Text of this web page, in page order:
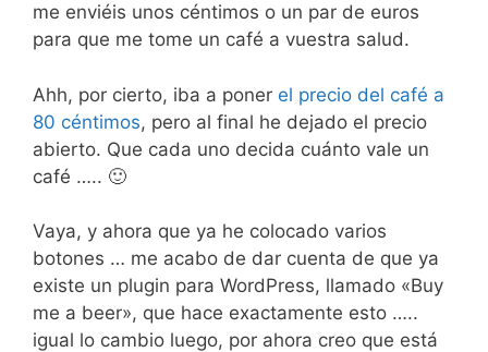
me enviéis unos céntimos o un par de euros
para que me tome un café a vuestra salud.
Ahh, por cierto, iba a poner el precio del café a
80 céntimos, pero al final he dejado el precio
abierto. Que cada uno decida cuánto vale un
café ….. 🙂
Vaya, y ahora que ya he colocado varios
botones … me acabo de dar cuenta de que ya
existe un plugin para WordPress, llamado «Buy
me a beer», que hace exactamente esto …..
igual lo cambio luego, por ahora creo que está